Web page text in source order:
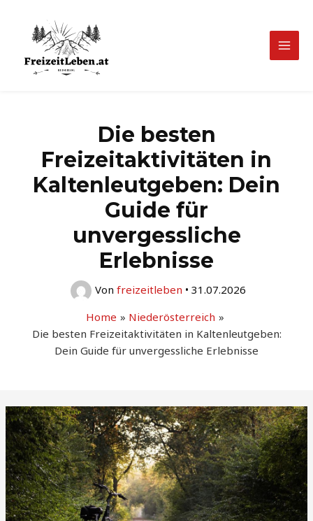
springen
Main
Die besten
Freizeitaktivitäten in
Kaltenleutgeben: Dein
Guide für
unvergessliche
Erlebnisse
Von freizeitleben • 31.07.2026
Home
Niederösterreich
Die besten Freizeitaktivitäten in Kaltenleutgeben:
Dein Guide für unvergessliche Erlebnisse